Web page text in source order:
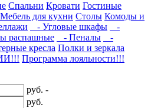
Спальни Кровати Гостиные
Мебель для кухни Столы Комоды и
- Угловые шкафы
-
распашные - Пеналы
-
кресла Полки и зеркала
Программа лояльности!!!
руб. -
руб.